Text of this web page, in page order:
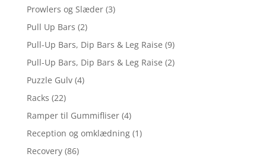
Prowlers og Slæder (3)
Pull Up Bars (2)
Pull-Up Bars, Dip Bars & Leg Raise (9)
Pull-Up Bars, Dip Bars & Leg Raise (2)
Puzzle Gulv (4)
Racks (22)
Ramper til Gummifliser (4)
Reception og omklædning (1)
Recovery (86)